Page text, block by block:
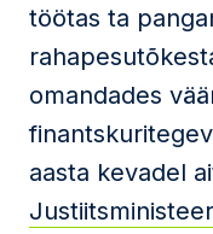
töötas ta
omandades
aasta kevadel